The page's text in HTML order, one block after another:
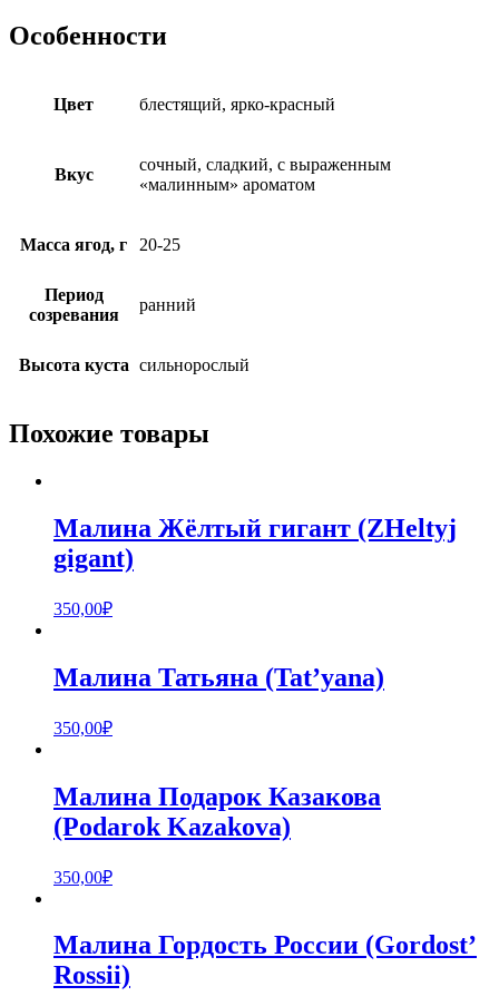
Особенности
Цвет блестящий, ярко-красный
Вкус
сочный, сладкий, с выраженным
«малинным» ароматом
Масса ягод, г 20-25
Период
созревания
ранний
Высота куста сильнорослый
Похожие товары
Малина Жёлтый гигант (ZHeltyj
gigant)
350,00₽
Малина Татьяна (Tat’yana)
350,00₽
Малина Подарок Казакова
(Podarok Kazakova)
350,00₽
Малина Гордость России (Gordost’
Rossii)